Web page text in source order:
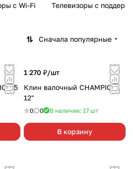
с Wi-Fi Телевизоры с
Сначала популярные
5
1 270 ₽/шт
Клин валочный CHAMPION
12"
0 0 В наличии: 17 шт
В корзину